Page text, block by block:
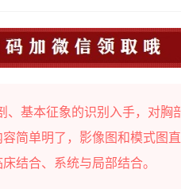
、基本征象的识别入手，对
简单明了，影像图和模式图
结合、系统与局部结合。